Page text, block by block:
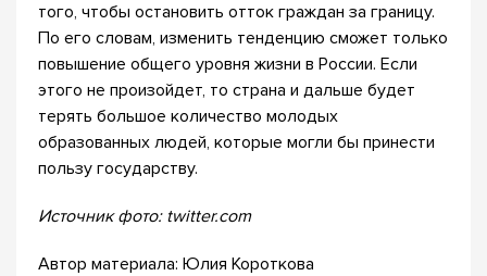
того, чтобы остановить отток граждан за границу.
По его словам, изменить тенденцию сможет только
повышение общего уровня жизни в России. Если
этого не произойдет, то страна и дальше будет
терять большое количество молодых
образованных людей, которые могли бы принести
пользу государству.
Источник фото: twitter.com
Автор материала: Юлия Короткова